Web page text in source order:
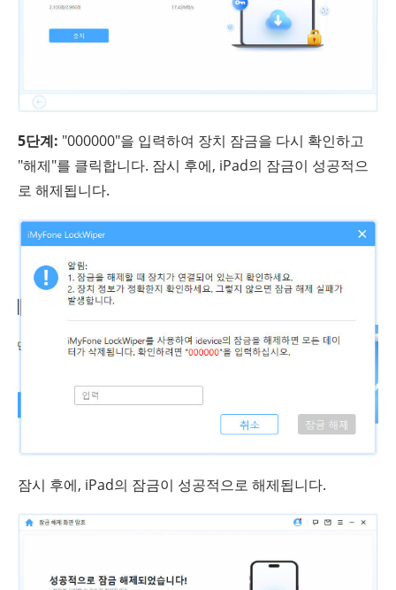
5단계: "000000"을 입력하여 장치 잠금을 다시 확인하고
"해제"를 클릭합니다. 잠시 후에, iPad의 잠금이 성공적으
로 해제됩니다.
잠시 후에, iPad의 잠금이 성공적으로 해제됩니다.